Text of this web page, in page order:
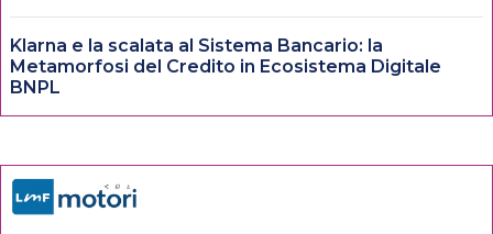
Klarna e la scalata al Sistema Bancario: la
Metamorfosi del Credito in Ecosistema Digitale
BNPL